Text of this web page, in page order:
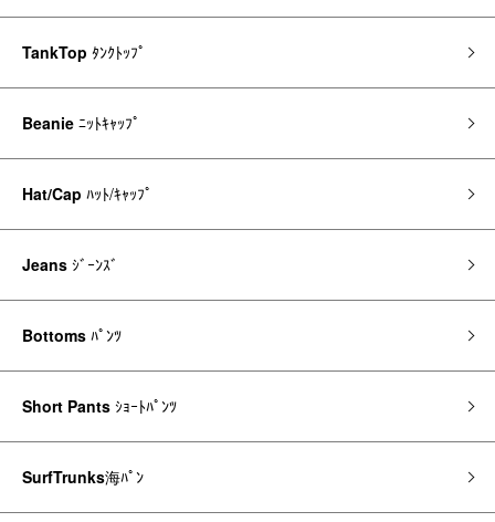
TankTop ﾀﾝｸﾄｯﾌﾟ
Beanie ﾆｯﾄｷｬｯﾌﾟ
Hat/Cap ﾊｯﾄ/ｷｬｯﾌﾟ
Jeans ｼﾞｰﾝｽﾞ
Bottoms ﾊﾟﾝﾂ
Short Pants ｼｮｰﾄﾊﾟﾝﾂ
SurfTrunks海ﾊﾟﾝ